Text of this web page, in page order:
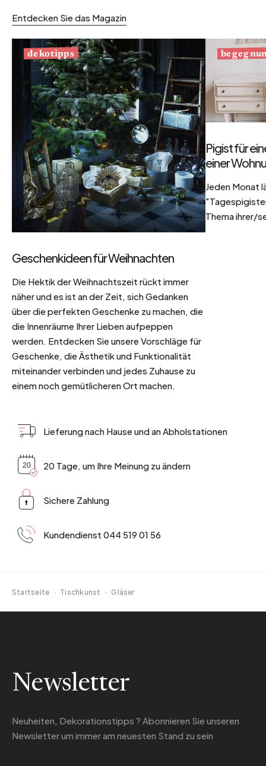
Entdecken Sie das Magazin
dekotipps
Geschenkideen für Weihnachten
Die Hektik der Weihnachtszeit rückt immer
näher und es ist an der Zeit, sich Gedanken
über die perfekten Geschenke zu machen, die
die Innenräume Ihrer Lieben aufpeppen
werden. Entdecken Sie unsere Vorschläge für
Geschenke, die Ästhetik und Funktionalität
miteinander verbinden und jedes Zuhause zu
einem noch gemütlicheren Ort machen.
Pigist für
einer
Jeden Monat
Thema ihrer/
Lieferung nach Hause und an Abholstationen
20 Tage, um Ihre Meinung zu ändern
Sichere Zahlung
Kundendienst 044 519 01 56
Startseite · Tischkunst · Gläser
Newsletter
Neuheiten, Dekorationstipps ? Abonnieren Sie unseren
Newsletterum immer am neuesten Stand zu sein